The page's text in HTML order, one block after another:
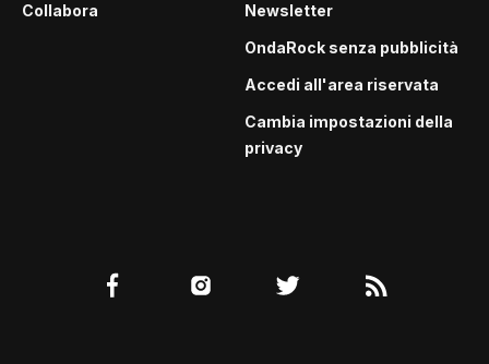
Collabora
Newsletter
OndaRock senza pubblicità
Accedi all'area riservata
Cambia impostazioni della
privacy